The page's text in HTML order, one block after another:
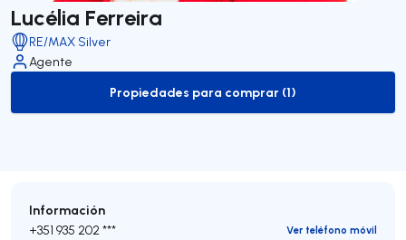
Lucélia Ferreira
RE/MAX Silver
Agente
to-buy-listing
Propiedades para comprar (1)
Información
+351 935 202 ***
Ver teléfono móvil